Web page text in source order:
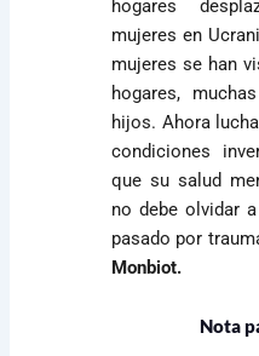
hogares
mujeres en
mujeres se han
hogares,
hijos. Ahora
condiciones
que su salud
no debe olvidar
pasado por
Monbiot.
Nota